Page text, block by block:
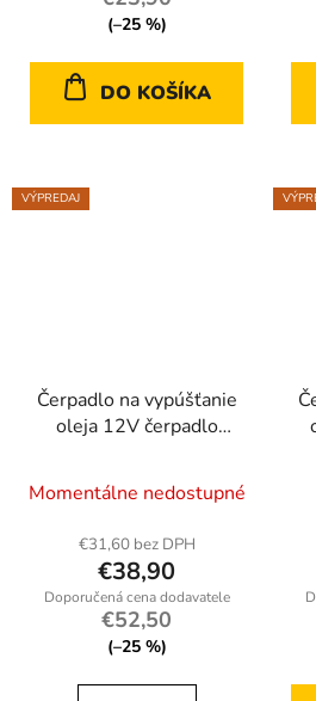
(–25 %)
DO KOŠÍKA
VÝPREDAJ
Čerpadlo na vypúšťanie
oleja 12V čerpadlo
Momentálne nedostupné
€31,60 bez DPH
€38,90
€52,50
(–25 %)